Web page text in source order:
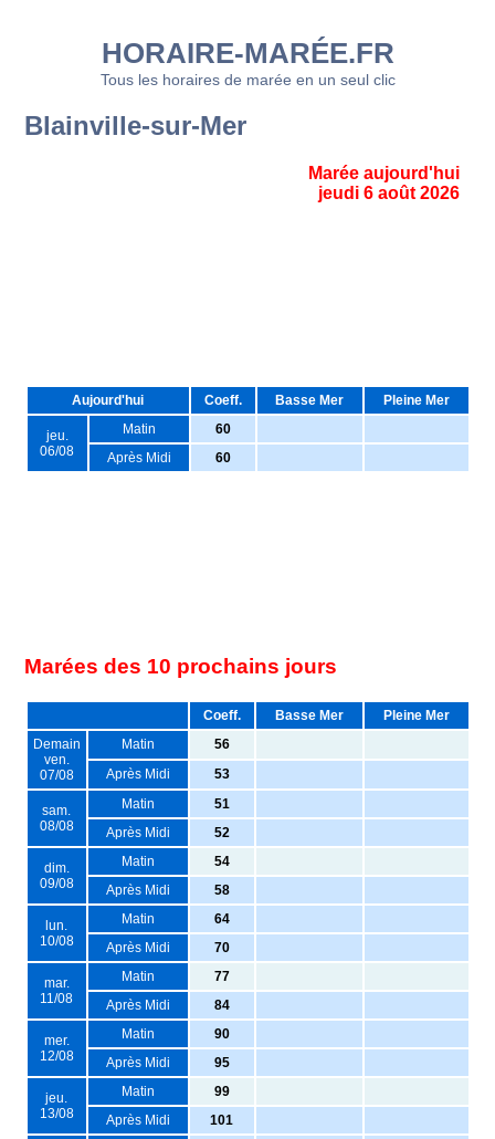
HORAIRE-MARÉE.FR
Tous les horaires de marée en un seul clic
Blainville-sur-Mer
Marée aujourd'hui
jeudi 6 août 2026
Aujourd'hui Coeff. Basse Mer Pleine Mer
jeu.
06/08
Matin
60
Après Midi
60
Marées des 10 prochains jours
Coeff. Basse Mer
Pleine Mer
Demain
ven.
07/08
Matin
56
Après Midi
53
sam.
08/08
Matin
51
Après Midi
52
dim.
09/08
Matin
54
Après Midi
58
lun.
10/08
Matin
64
Après Midi
70
mar.
11/08
Matin
77
Après Midi
84
mer.
12/08
Matin
90
Après Midi
95
jeu.
13/08
Matin
99
Après Midi
101